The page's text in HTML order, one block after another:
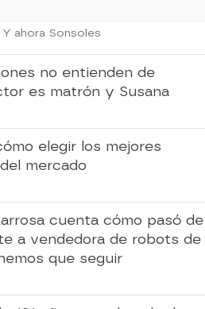
Y ahora Sonsoles
no entienden de
es matrón y Susana
elegir los mejores
mercado
cuenta cómo pasó de
a vendedora de robots de
que seguir